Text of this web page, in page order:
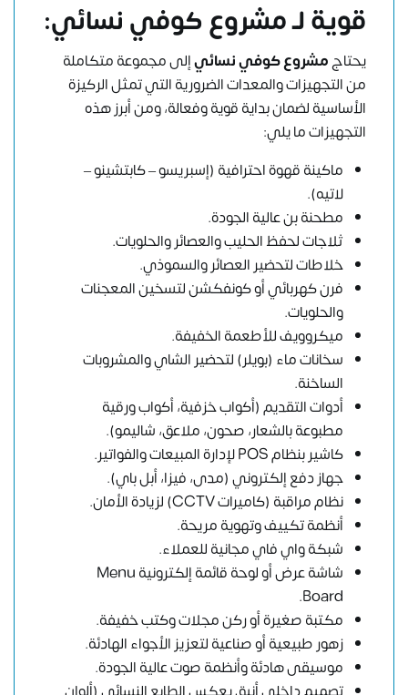
قوية لـ مشروع كوفي نسائي:
يحتاجمشروع كوفي نسائيإلى مجموعة متكاملة
من التجهيزات والمعدات الضرورية التي تمثل الركيزة
الأساسية لضمان بداية قوية وفعالة، ومن أبرز هذه
التجهيزات ما يلي:
ماكينة قهوة احترافية (إسبريسو – كابتشينو –
لاتيه).
مطحنة بن عالية الجودة.
ثلاجات لحفظ الحليب والعصائر والحلويات.
خلاطات لتحضير العصائر والسموذي.
فرن كهربائي أو كونفكشن لتسخين المعجنات
والحلويات.
ميكروويف للأطعمة الخفيفة.
سخانات ماء (بويلر) لتحضير الشاي والمشروبات
الساخنة.
أدوات التقديم (أكواب خزفية، أكواب ورقية
مطبوعة بالشعار، صحون، ملاعق، شاليمو).
كاشير بنظام POS لإدارة المبيعات والفواتير.
جهاز دفع إلكتروني (مدى، فيزا، أبل باي).
نظام مراقبة (كاميرات CCTV) لزيادة الأمان.
أنظمة تكييف وتهوية مريحة.
شبكة واي فاي مجانية للعملاء.
شاشة عرض أو لوحة قائمة إلكترونية Menu
Board.
مكتبة صغيرة أو ركن مجلات وكتب خفيفة.
زهور طبيعية أو صناعية لتعزيز الأجواء الهادئة.
موسيقى هادئة وأنظمة صوت عالية الجودة.